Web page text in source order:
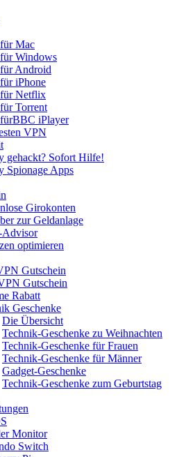
Mac
Windows
Android
iPhone
Netflix
Torrent
iPlayer
VPN
gehackt? Sofort Hilfe!
Spionage Apps
Girokonten
zur Geldanlage
Advisor
optimieren
Gutschein
Gutschein
Rabatt
Geschenke
Die Übersicht
Technik-Geschenke zu Weihnachten
Technik-Geschenke für Frauen
Technik-Geschenke für Männer
Gadget-Geschenke
Technik-Geschenke zum Geburtstag
Monitor
Switch